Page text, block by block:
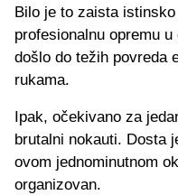
Bilo je to zaista
profesionalnu opremu
došlo do težih povreda
rukama.
Ipak, očekivano za
brutalni nokauti. Dosta
ovom jednominutnom
organizovan.